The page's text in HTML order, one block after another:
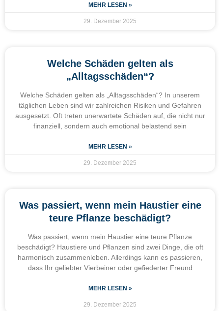
MEHR LESEN »
29. Dezember 2025
Welche Schäden gelten als
„Alltagsschäden“?
Welche Schäden gelten als „Alltagsschäden“? In unserem
täglichen Leben sind wir zahlreichen Risiken und Gefahren
ausgesetzt. Oft treten unerwartete Schäden auf, die nicht nur
finanziell, sondern auch emotional belastend sein
MEHR LESEN »
29. Dezember 2025
Was passiert, wenn mein Haustier eine
teure Pflanze beschädigt?
Was passiert, wenn mein Haustier eine teure Pflanze
beschädigt? Haustiere und Pflanzen sind zwei Dinge, die oft
harmonisch zusammenleben. Allerdings kann es passieren,
dass Ihr geliebter Vierbeiner oder gefiederter Freund
MEHR LESEN »
29. Dezember 2025